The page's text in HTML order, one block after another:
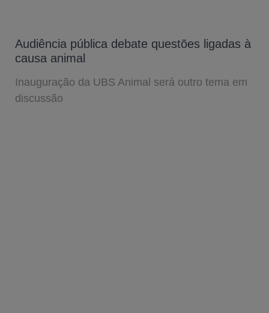
Audiência pública debate questões ligadas à
causa animal
Inauguração da UBS Animal será outro tema em
discussão